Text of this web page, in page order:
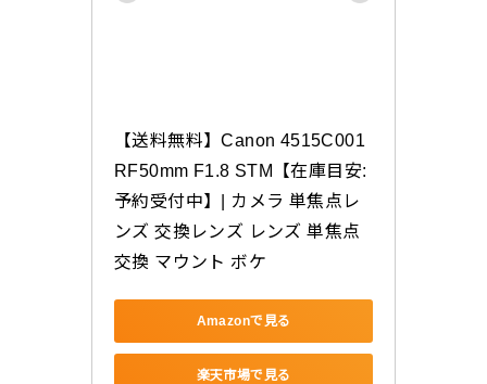
【送料無料】Canon 4515C001
RF50mm F1.8 STM【在庫目安:
予約受付中】| カメラ 単焦点レ
ンズ 交換レンズ レンズ 単焦点
交換 マウント ボケ
Amazonで見る
楽天市場で見る